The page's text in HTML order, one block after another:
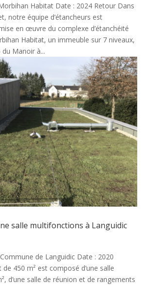
Habitat Date : 2024 Retour Dans
notre équipe d’étancheurs est
en œuvre du complexe d’étanchéité
Habitat, un immeuble sur 7 niveaux,
Manoir à...
salle multifonctions à Languidic
de Languidic Date : 2020
450 m² est composé d’une salle
d’une salle de réunion et de rangements